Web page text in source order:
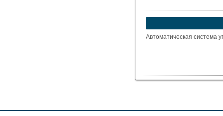
устроит?
Автоматическая система